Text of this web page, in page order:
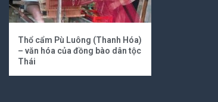
Thổ cẩm Pù Luông (Thanh Hóa)
– văn hóa của đồng bào dân tộc
Thái